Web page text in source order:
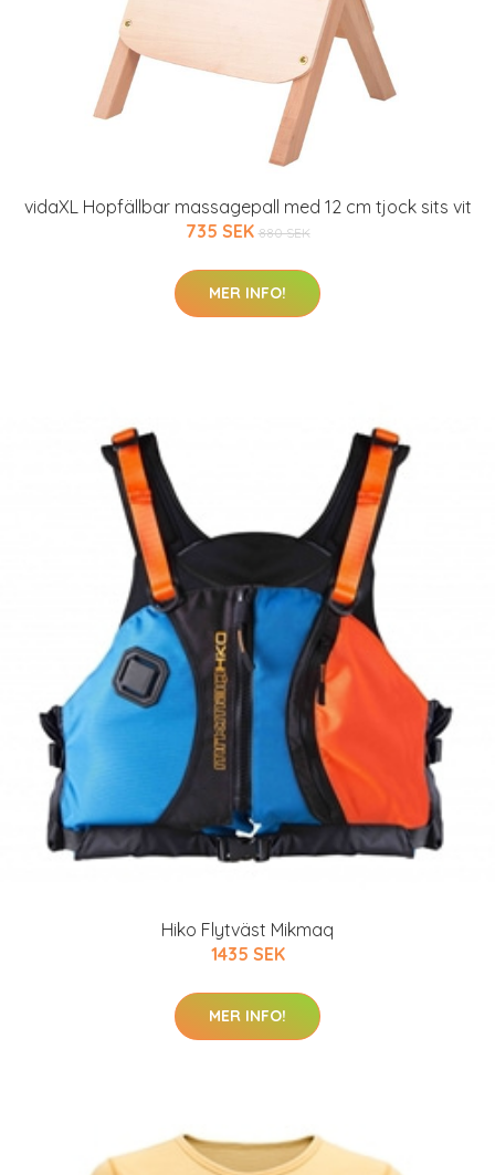
vidaXL Hopfällbar massagepall med 12 cm tjock sits vit
735 SEK 880 SEK
MER INFO!
Hiko Flytväst Mikmaq
1435 SEK
MER INFO!